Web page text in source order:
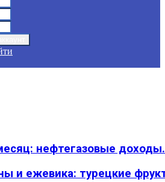
нефтегазовые
и ежевика: турецкие